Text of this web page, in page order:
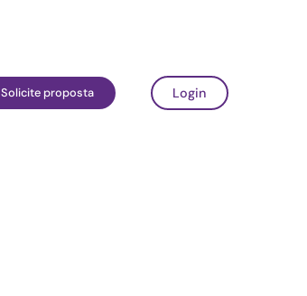
Solicite proposta Login